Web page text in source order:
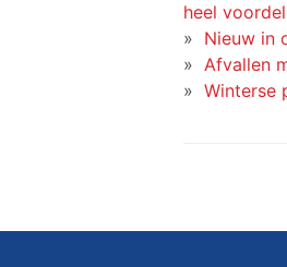
heel
Nieuw in
Afvallen
Winterse